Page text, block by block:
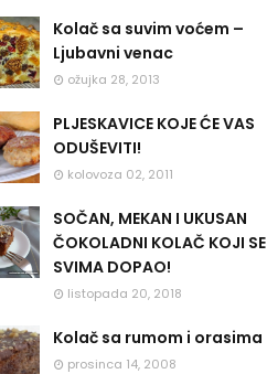
Kolač sa suvim voćem –
Ljubavni venac
ožujka 28, 2013
PLJESKAVICE KOJE ĆE VAS
ODUŠEVITI!
kolovoza 02, 2011
SOČAN, MEKAN I UKUSAN
ČOKOLADNI KOLAČ KOJI SE
SVIMA DOPAO!
listopada 20, 2018
Kolač sa rumom i orasima
prosinca 14, 2008